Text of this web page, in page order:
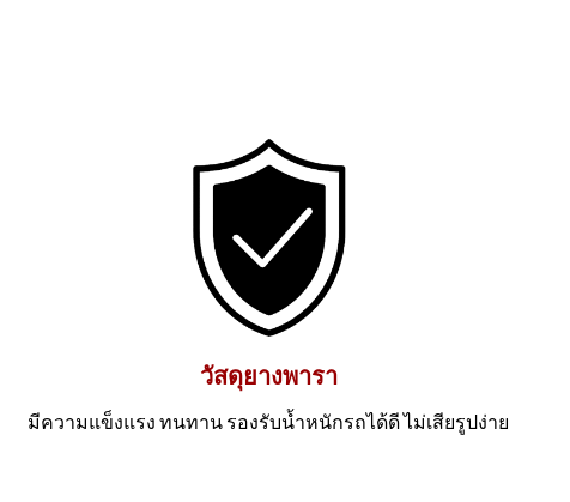
วัสดุยางพารา
มีความแข็งแรง ทนทาน รองรับน้ำหนักรถได้ดี ไม่เสียรูปง่าย